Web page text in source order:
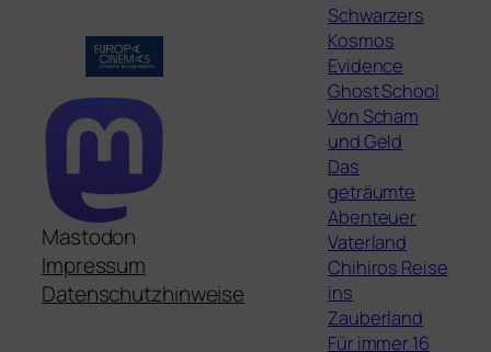
Mastodon
Impressum
Datenschutzhinweise
Schwarzers
Kosmos
Evidence
Ghost School
Von Scham
und Geld
Das
geträumte
Abenteuer
Vaterland
Chihiros Reise
ins
Zauberland
Für immer 16